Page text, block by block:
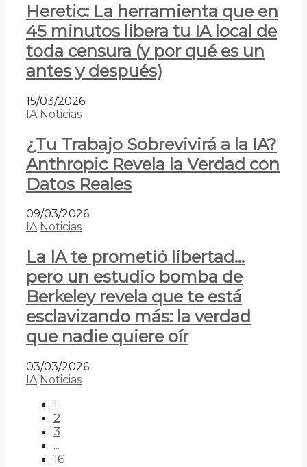
Heretic: La herramienta que en
45 minutos libera tu IA local de
toda censura (y por qué es un
antes y después)
15/03/2026
IA Noticias
¿Tu Trabajo Sobrevivirá a la IA?
Anthropic Revela la Verdad con
Datos Reales
09/03/2026
IA Noticias
La IA te prometió libertad…
pero un estudio bomba de
Berkeley revela que te está
esclavizando más: la verdad
que nadie quiere oír
03/03/2026
IA Noticias
1
2
3
...
16